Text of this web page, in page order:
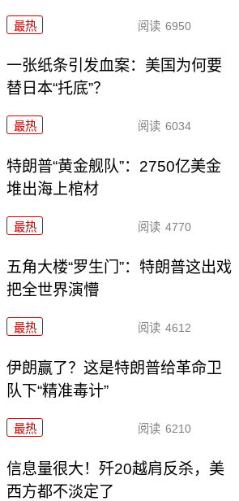
最热 阅读 6950
一张纸条引发血案：美国为何要
替日本“托底”？
最热 阅读 6034
特朗普“黄金舰队”：2750亿美金
堆出海上棺材
最热 阅读 4770
五角大楼“罗生门”：特朗普这出戏
把全世界演懵
最热 阅读 4612
伊朗赢了？这是特朗普给革命卫
队下“精准毒计”
最热 阅读 6210
信息量很大！歼20越肩反杀，美
西方都不淡定了